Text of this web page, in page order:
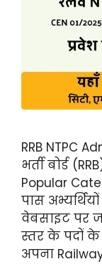
RRB NTPC
भर्ती बोर्ड
Popular
पास
वेबसाइट पर
स्तर के पदों
अपना